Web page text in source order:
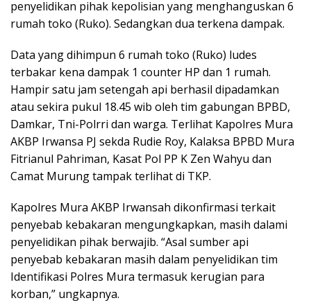
penyelidikan pihak kepolisian yang menghanguskan 6
rumah toko (Ruko). Sedangkan dua terkena dampak.
Data yang dihimpun 6 rumah toko (Ruko) ludes
terbakar kena dampak 1 counter HP dan 1 rumah.
Hampir satu jam setengah api berhasil dipadamkan
atau sekira pukul 18.45 wib oleh tim gabungan BPBD,
Damkar, Tni-Polrri dan warga. Terlihat Kapolres Mura
AKBP Irwansa PJ sekda Rudie Roy, Kalaksa BPBD Mura
Fitrianul Pahriman, Kasat Pol PP K Zen Wahyu dan
Camat Murung tampak terlihat di TKP.
Kapolres Mura AKBP Irwansah dikonfirmasi terkait
penyebab kebakaran mengungkapkan, masih dalami
penyelidikan pihak berwajib. “Asal sumber api
penyebab kebakaran masih dalam penyelidikan tim
Identifikasi Polres Mura termasuk kerugian para
korban,” ungkapnya.